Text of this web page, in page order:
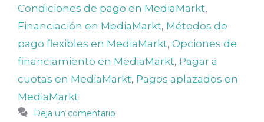
Condiciones de pago en MediaMarkt,
Financiación en MediaMarkt, Métodos de
pago flexibles en MediaMarkt, Opciones de
financiamiento en MediaMarkt, Pagar a
cuotas en MediaMarkt, Pagos aplazados en
MediaMarkt
Deja un comentario